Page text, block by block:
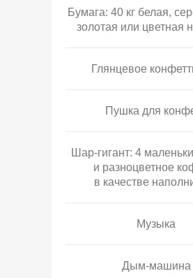
Бумага: 40 кг белая,
золотая или цветная
Глянцевое
Пушка для
Шар-гигант: 4
и разноцветное
в качестве
Музыка
Дым-машина